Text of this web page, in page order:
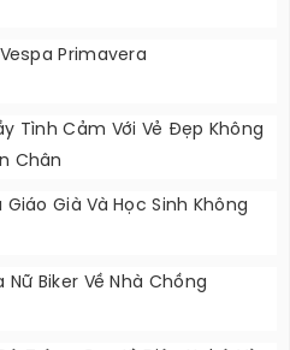
Primavera
Tình Cảm Với Vẻ Đẹp Không
Chân
Giáo Già Và Học Sinh Không
Biker Về Nhà Chồng